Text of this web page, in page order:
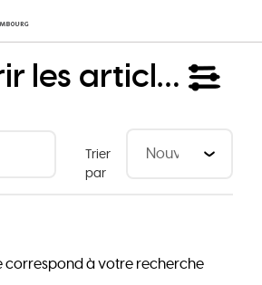
Parcourir les articles
Trier
par
correspond à votre recherche